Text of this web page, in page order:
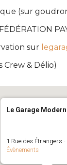
(sur
sur
Crew & Délio)
Le Garage
1 Rue des Étrangers
Évènements